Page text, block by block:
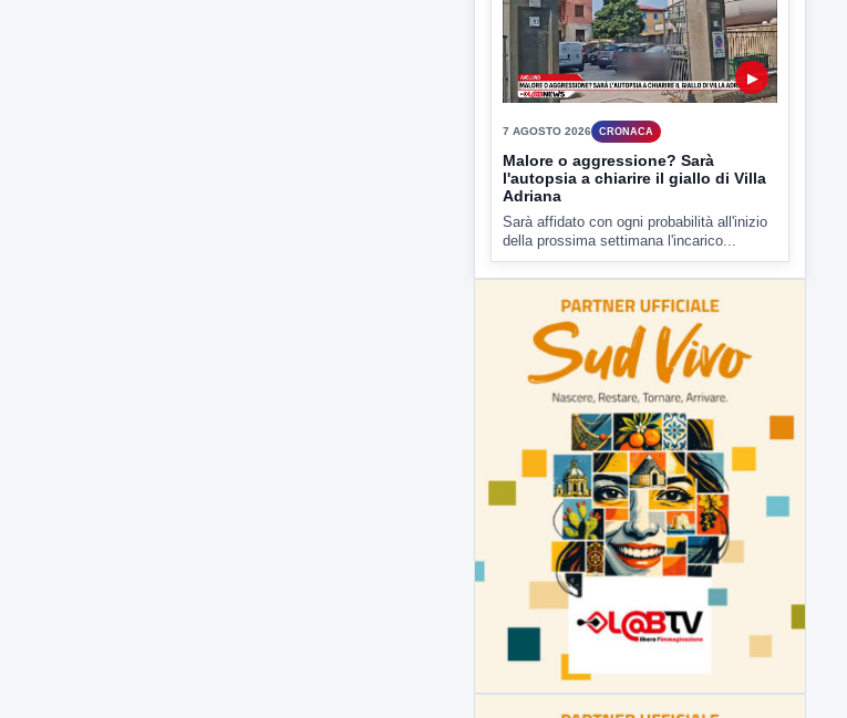
7 AGOSTO 2026 CRONACA
Malore o aggressione? Sarà
l'autopsia a chiarire il giallo di Villa
Adriana
Sarà affidato con ogni probabilità all'inizio
della prossima settimana l'incarico...